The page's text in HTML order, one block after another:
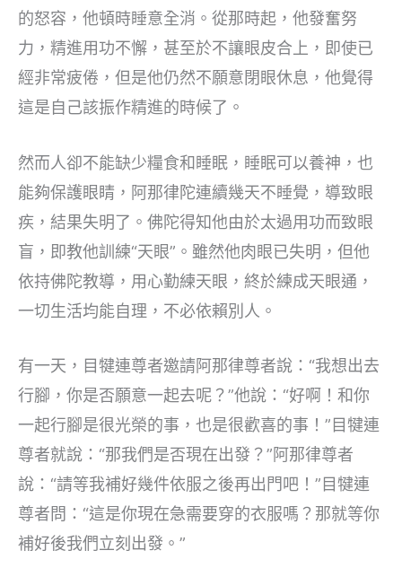
的怒容，他頓時睡意全消。從那時起，他發奮努
力，精進用功不懈，甚至於不讓眼皮合上，即使已
經非常疲倦，但是他仍然不願意閉眼休息，他覺得
這是自己該振作精進的時候了。
然而人卻不能缺少糧食和睡眠，睡眠可以養神，也
能夠保護眼睛，阿那律陀連續幾天不睡覺，導致眼
疾，結果失明了。佛陀得知他由於太過用功而致眼
盲，即教他訓練“天眼”。雖然他肉眼已失明，但他
依持佛陀教導，用心勤練天眼，終於練成天眼通，
一切生活均能自理，不必依賴別人。
有一天，目犍連尊者邀請阿那律尊者說：“我想出去
行腳，你是否願意一起去呢？”他說：“好啊！和你
一起行腳是很光榮的事，也是很歡喜的事！”目犍連
尊者就說：“那我們是否現在出發？”阿那律尊者
說：“請等我補好幾件依服之後再出門吧！”目犍連
尊者問：“這是你現在急需要穿的衣服嗎？那就等你
補好後我們立刻出發。”